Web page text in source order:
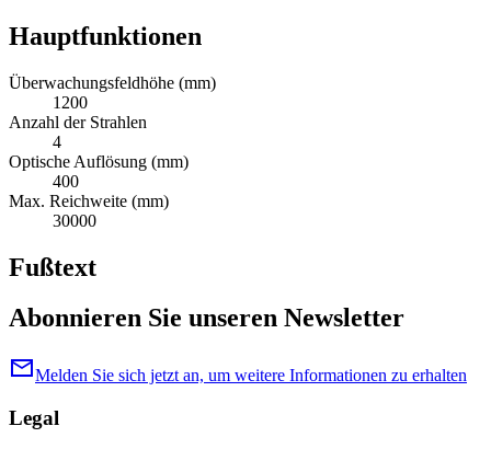
Hauptfunktionen
Überwachungsfeldhöhe (mm)
1200
Anzahl der Strahlen
4
Optische Auflösung (mm)
400
Max. Reichweite (mm)
30000
Fußtext
Abonnieren Sie unseren Newsletter
mailMelden Sie sich jetzt an, um weitere Informationen zu erhalten
Legal